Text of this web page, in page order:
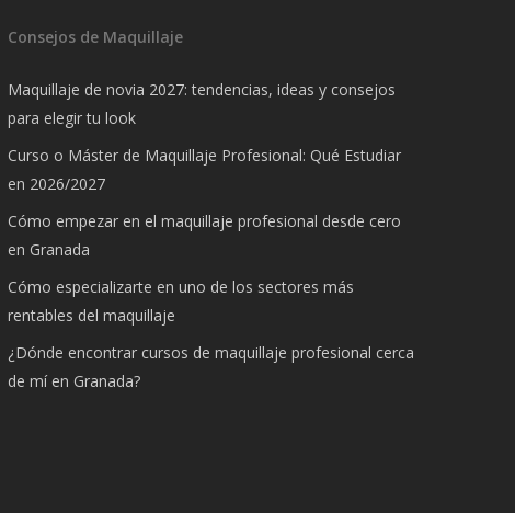
Consejos de Maquillaje
Maquillaje de novia 2027: tendencias, ideas y consejos
para elegir tu look
Curso o Máster de Maquillaje Profesional: Qué Estudiar
en 2026/2027
Cómo empezar en el maquillaje profesional desde cero
en Granada
Cómo especializarte en uno de los sectores más
rentables del maquillaje
¿Dónde encontrar cursos de maquillaje profesional cerca
de mí en Granada?